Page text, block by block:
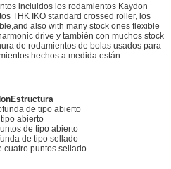
incluidos los rodamientos Kaydon
THK IKO standard crossed roller, los
also with many stock ones flexible
drive y también con muchos stock
de rodamientos de bolas usados para
hechos a medida están
Estructura
de tipo abierto
abierto
de tipo abierto
de tipo sellado
cuatro puntos sellado